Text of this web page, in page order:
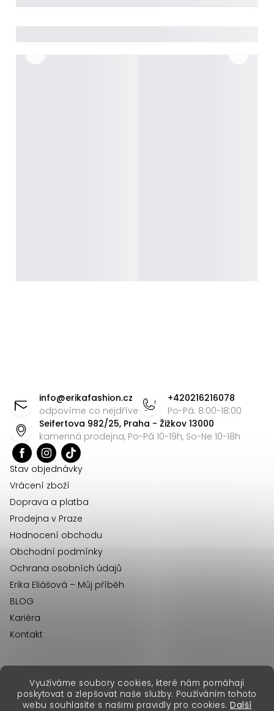
Využíváme soubory cookies, které nám pomáhají
poskytovat a zlepšovat naše služby. Používáním tohoto
webu souhlasíte s našimi pravidly pro cookies. Další
info@erikafashion.cz
odpovíme co nejdříve
+420216216078
Po-Pá: 8:00-18:00
Seifertova 982/25, Praha - Žižkov 13000
kamenná prodejna, Po-Pá 10-19h, So-Ne 10-18h
Stav objednávky
Vrácení zboží
Doprava a platba
Prodejna v Praze
Hodnocení obchodu
Obchodní podmínky
Ochrana osobních údajů
Erika Eliášová – Můj příběh
BLOG
Kariéra
Kontakt
Copyright 2026Erika Fashion. Všechna práva vyhrazena.
erikafashion.sk